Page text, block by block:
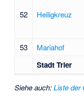
52 Heiligkreuz
53 Mariahof
Stadt Trier
Siehe auch:Liste der